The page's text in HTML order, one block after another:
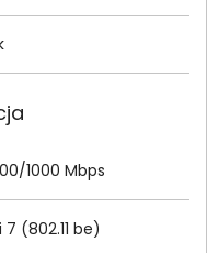
1000 Mbps
7 (802.11 be)